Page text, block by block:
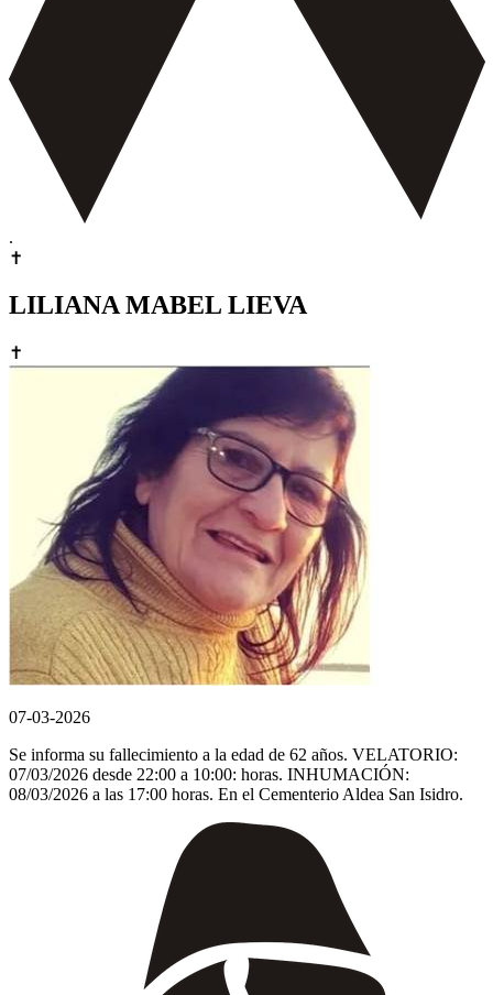
.
✝
LILIANA MABEL LIEVA
✝
07-03-2026
Se informa su fallecimiento a la edad de 62 años. VELATORIO:
07/03/2026 desde 22:00 a 10:00: horas. INHUMACIÓN:
08/03/2026 a las 17:00 horas. En el Cementerio Aldea San Isidro.